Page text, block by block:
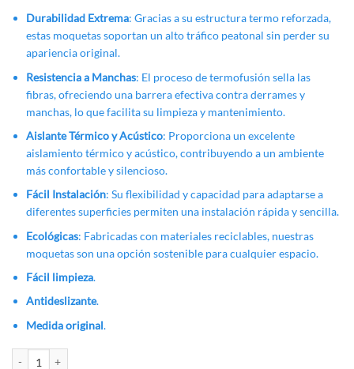
Durabilidad Extrema: Gracias a su estructura termo reforzada,
estas moquetas soportan un alto tráfico peatonal sin perder su
apariencia original.
Resistencia a Manchas: El proceso de termofusión sella las
fibras, ofreciendo una barrera efectiva contra derrames y
manchas, lo que facilita su limpieza y mantenimiento.
Aislante Térmico y Acústico: Proporciona un excelente
aislamiento térmico y acústico, contribuyendo a un ambiente
más confortable y silencioso.
Fácil Instalación: Su flexibilidad y capacidad para adaptarse a
diferentes superficies permiten una instalación rápida y sencilla.
Ecológicas: Fabricadas con materiales reciclables, nuestras
moquetas son una opción sostenible para cualquier espacio.
Fácil limpieza.
Antideslizante.
Medida original.